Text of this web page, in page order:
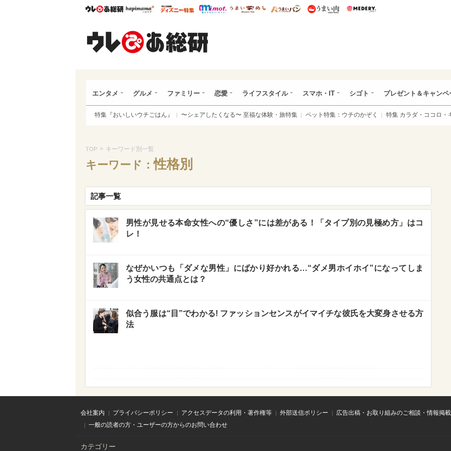
ウレぴあ総研ハピママ* ウレぴあ総研 ディズニー特集
mimot. うまいめし うまいパン うまい肉
エンタメ グルメ ファミリー 恋愛 ライフスタイル スマホ・IT シゴト プレゼント＆キャンペ
特集『おいしいウチごはん』 〜シェアしたくなる〜 至福な体験・旅特集 ペット特集：ウチのかぞく 特集 カラダ・ココロ・
TOP > キーワード別一覧
キーワード：性格別
記事一覧
男性が見せる本命女性への“優しさ”には差がある！「タイプ別の見極め方」はコ
レ！
なぜかいつも「ダメな男性」にばかり好かれる…“ダメ男ホイホイ”になってしま
う女性の共通点とは？
似合う服は“目”でわかる! ファッションセンスがイマイチな彼氏を大変身させる方
法
会社案内 プライバシーポリシー アクセスデータの利用・著作権等 外部送信ポリシー
広告出稿・お取り組みのご相談・情報掲
一般の読者の方・ユーザーの方からのお問い合わせ
カテゴリー